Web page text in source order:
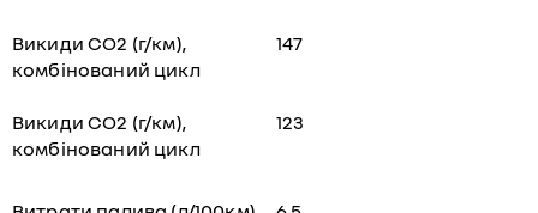
Викиди СО2 (г/км),
комбінований цикл
147
Викиди СО2 (г/км),
комбінований цикл
123